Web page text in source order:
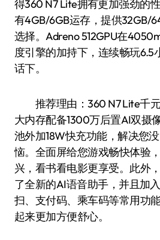
得360 N7 Lite拥有更加强劲的
有4GB/6GB运存，提供32GB/
选择。Adreno 512GPU在
度引擎的加持下，连续畅玩6.5
话下。
推荐理由：360 N7 Lite千元
大内存配备1300万后置AI双摄
池外加18W快充功能，解决您
恼。全面屏给您游戏畅快体验
兴，看书看电影更享受。此外
了全新的AI语音助手，并且加
扫、支付码、乘车码等常用功
起来更加方便舒心。